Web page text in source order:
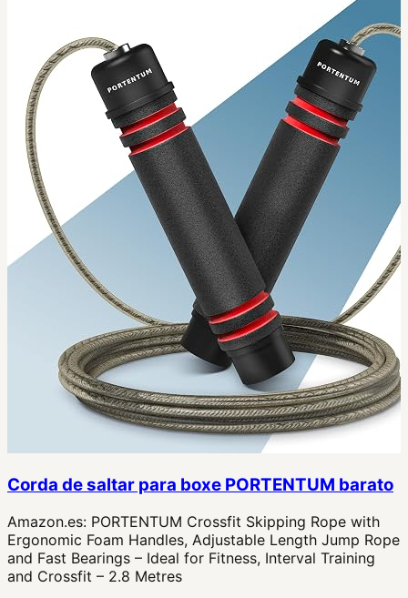
Corda de saltar para boxe PORTENTUM barato
Amazon.es: PORTENTUM Crossfit Skipping Rope with
Ergonomic Foam Handles, Adjustable Length Jump Rope
and Fast Bearings – Ideal for Fitness, Interval Training
and Crossfit – 2.8 Metres